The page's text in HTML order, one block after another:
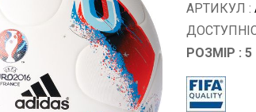
АРТИКУЛ :
РОЗМІР : 5